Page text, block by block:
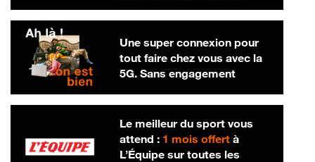
Une super connexion pour
tout faire chez vous avec la
5G. Sans engagement
Le meilleur du sport vous
attend : 1 mois offertà
L’Équipe sur toutes les